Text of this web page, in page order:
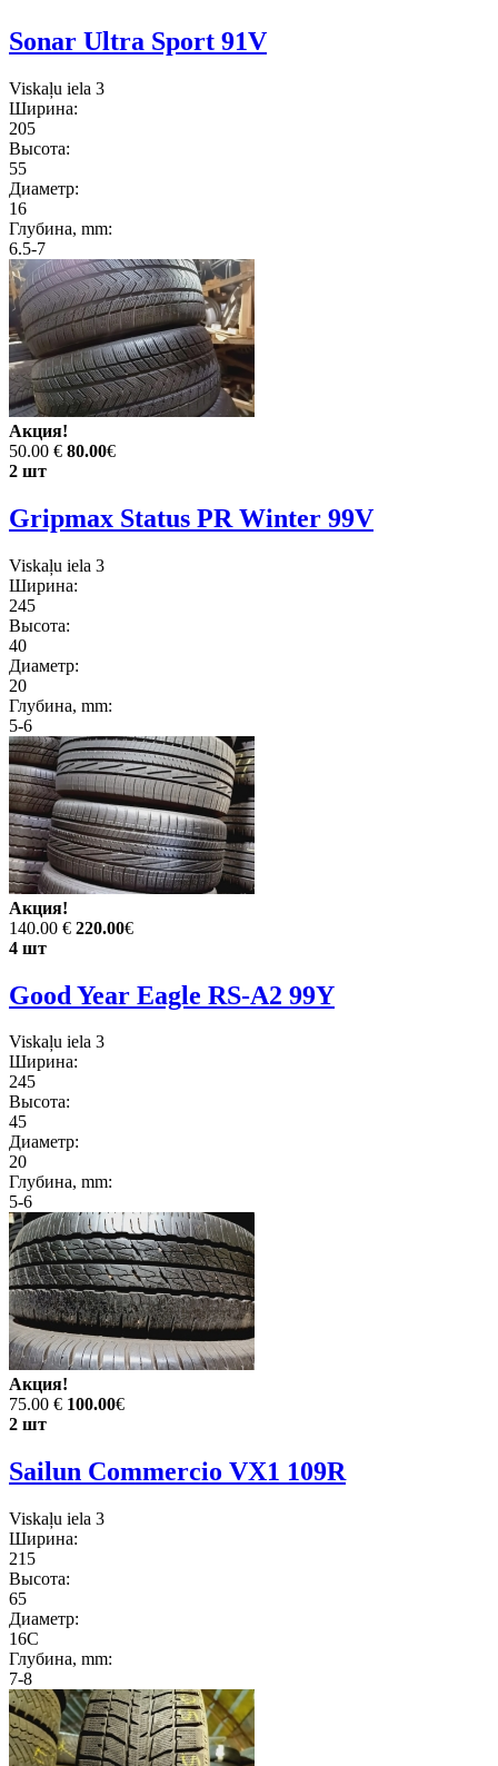
Sonar Ultra Sport 91V
Viskaļu iela 3
Ширина:
205
Высота:
55
Диаметр:
16
Глубина, mm:
6.5-7
Акция!
50.00 € 80.00€
2 шт
Gripmax Status PR Winter 99V
Viskaļu iela 3
Ширина:
245
Высота:
40
Диаметр:
20
Глубина, mm:
5-6
Акция!
140.00 € 220.00€
4 шт
Good Year Eagle RS-A2 99Y
Viskaļu iela 3
Ширина:
245
Высота:
45
Диаметр:
20
Глубина, mm:
5-6
Акция!
75.00 € 100.00€
2 шт
Sailun Commercio VX1 109R
Viskaļu iela 3
Ширина:
215
Высота:
65
Диаметр:
16C
Глубина, mm:
7-8